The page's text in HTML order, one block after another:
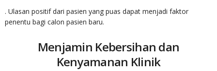
. Ulasan positif dari pasien yang puas dapat menjadi faktor
penentu bagi calon pasien baru.
Menjamin Kebersihan dan
Kenyamanan Klinik